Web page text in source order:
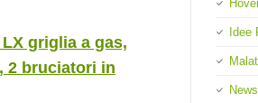
griglia a gas,
2 bruciatori in
Idee
News